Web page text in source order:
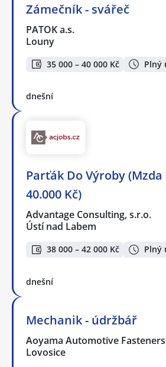
Zámečník - svářeč
PATOK a.s.
Louny
35 000 – 40 000 Kč Plný
dnešní
Parťák Do Výroby
40.000 Kč)
Advantage Consulting, s.r.o.
Ústí nad Labem
38 000 – 42 000 Kč Plný
dnešní
Mechanik - údržbář
Aoyama Automotive
Lovosice